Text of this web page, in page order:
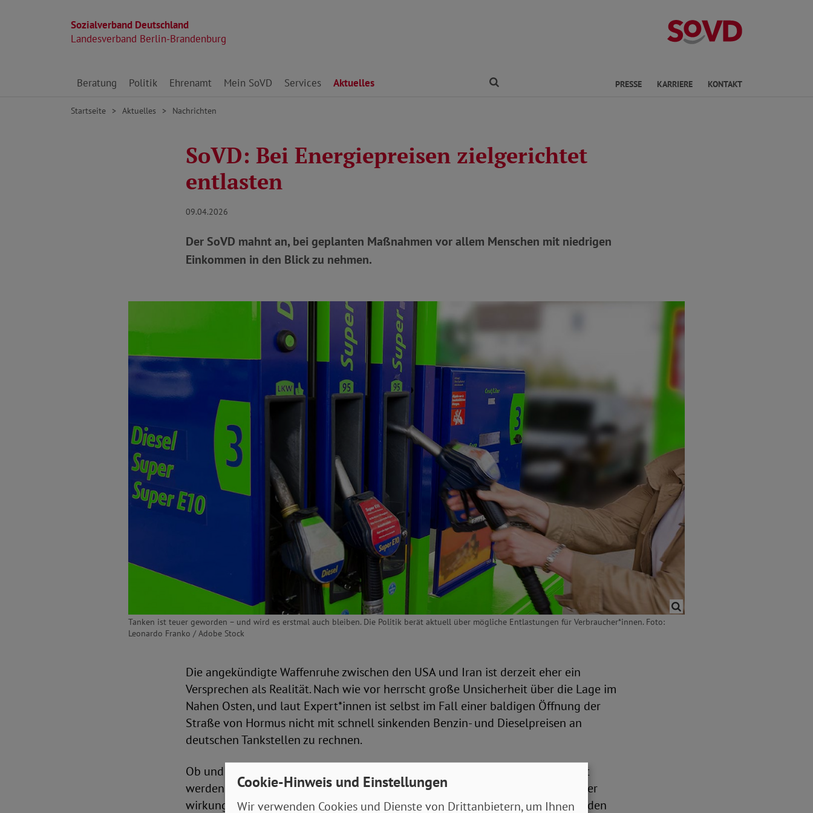
Sozialverband Deutschland
Landesverband Berlin-Brandenburg
Direkt zu den Inhalten springen
Beratung Politik Ehrenamt Mein SoVD Services Aktuelles PRESSE KARRIERE KONTAKT
Startseite Aktuelles Nachrichten
SoVD: Bei Energiepreisen zielgerichtet
entlasten
09.04.2026
Der SoVD mahnt an, bei geplanten Maßnahmen vor allem Menschen mit niedrigen
Einkommen in den Blick zu nehmen.
Tanken ist teuer geworden – und wird es erstmal auch bleiben. Die Politik berät aktuell über mögliche Entlastungen für Verbraucher*innen. Foto:
Leonardo Franko / Adobe Stock
Die angekündigte Waffenruhe zwischen den USA und Iran ist derzeit eher ein
Versprechen als Realität. Nach wie vor herrscht große Unsicherheit über die Lage im
Nahen Osten, und laut Expert*innen ist selbst im Fall einer baldigen Öffnung der
Straße von Hormus nicht mit schnell sinkenden Benzin- und Dieselpreisen an
deutschen Tankstellen zu rechnen.
Ob und wie die Menschen angesichts stark gestiegener Energiepreise entlastet
werden können, ist schon länger Thema in der Bundesregierung. Bis auf die eher
wirkungslose, verpuffte „12-Uhr-Regel“ zur Preisgestaltung an Tankstellen wurden
Cookie-Hinweis und Einstellungen
Wir verwenden Cookies und Dienste von Drittanbietern, um Ihnen